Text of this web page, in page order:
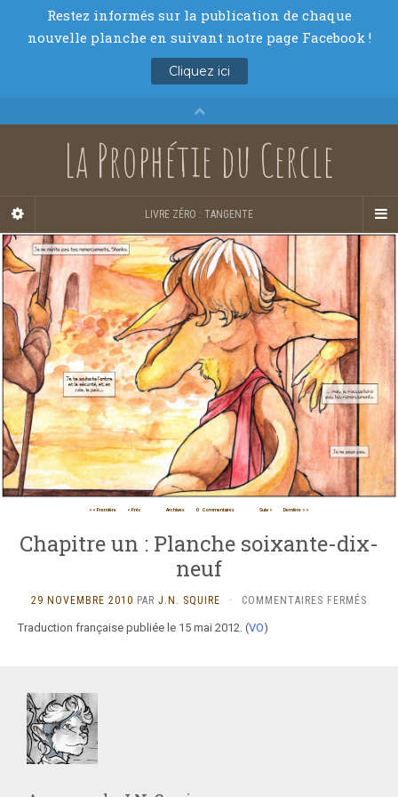
La Prophétie du Cercle
LIVRE ZÉRO : TANGENTE
<< Première < Préc Archives 0 Commentaires Suiv > Dernière >>
Chapitre un : Planche soixante-dix-
neuf
29 NOVEMBRE 2010 PAR J.N. SQUIRE · COMMENTAIRES FERMÉS
Traduction française publiée le 15 mai 2012. (VO)